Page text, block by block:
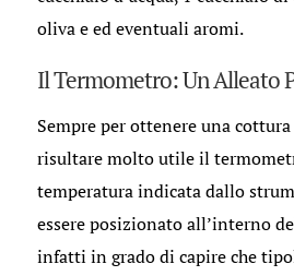
oliva e ed eventuali aromi.
Il Termometro: Un Alleato
Sempre per ottenere una
risultare molto utile il
temperatura indicata dallo
essere posizionato all’interno
infatti in grado di capire che